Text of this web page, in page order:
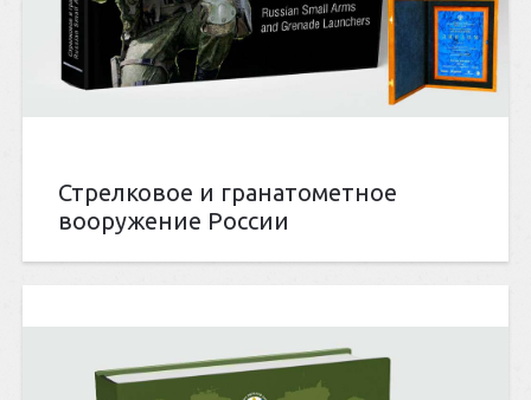
Стрелковое и гранатометное
вооружение России